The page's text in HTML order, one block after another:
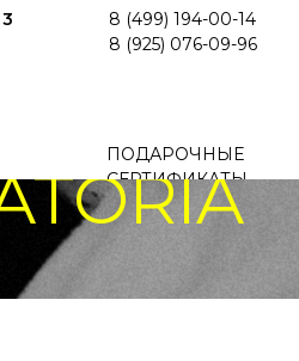
8 (499) 194-00-14
8 (925) 076-09-96
ПОДАРОЧНЫЕ
СЕРТИФИКАТЫ